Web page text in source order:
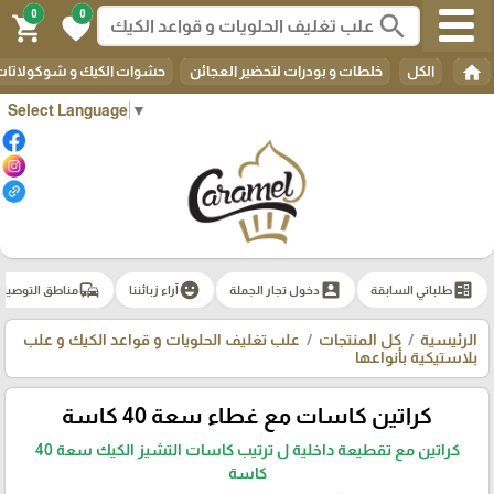
Select Language ▼
search
0
favorite
0
shopping_cart
home الكل خلطات و بودرات لتحضير العجائن حشوات الكيك و
ballotطلباتي السابقة account_box دخول تجار الجملة emoji_emotionsآراء زبائننا commuteمناطق
الرئيسية كل المنتجات
علب تغليف الحلويات و قواعد الكيك و علب
بلاستيكية بأنواعها
كراتين كاسات مع غطاء سعة 40 كاسة
كراتين مع تقطيعة داخلية ل ترتيب كاسات التشيز الكيك سعة 40
كاسة